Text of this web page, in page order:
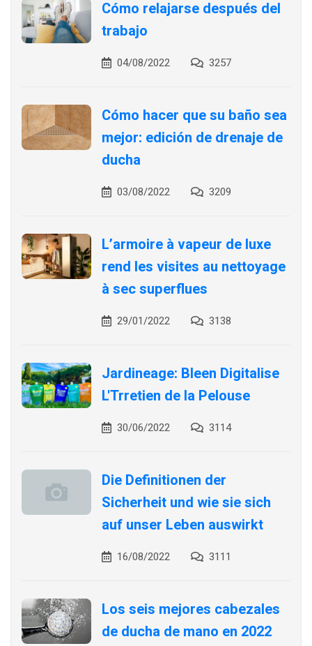
Cómo relajarse después del
trabajo
04/08/2022 3257
Cómo hacer que su baño sea
mejor: edición de drenaje de
ducha
03/08/2022 3209
L’armoire à vapeur de luxe
rend les visites au nettoyage
à sec superflues
29/01/2022 3138
Jardineage: Bleen Digitalise
L'Trretien de la Pelouse
30/06/2022 3114
Die Definitionen der
Sicherheit und wie sie sich
auf unser Leben auswirkt
16/08/2022 3111
Los seis mejores cabezales
de ducha de mano en 2022